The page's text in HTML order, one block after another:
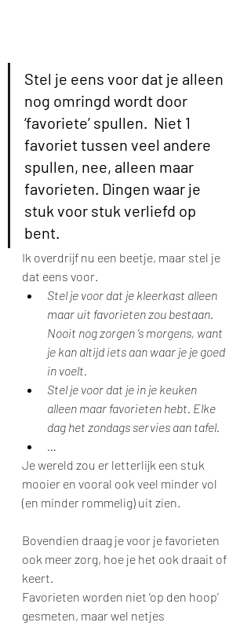
Stel je eens voor dat je alleen
nog omringd wordt door
‘favoriete’ spullen.  Niet 1
favoriet tussen veel andere
spullen, nee, alleen maar
favorieten. Dingen waar je
stuk voor stuk verliefd op
bent.
Ik overdrijf nu een beetje, maar stel je
dat eens voor.
Stel je voor dat je kleerkast alleen
maar uit favorieten zou bestaan.
Nooit nog zorgen ‘s morgens, want
je kan altijd iets aan waar je je goed
in voelt.
Stel je voor dat je in je keuken
alleen maar favorieten hebt. Elke
dag het zondags servies aan tafel.
…
Je wereld zou er letterlijk een stuk
mooier en vooral ook veel minder vol
(en minder rommelig) uit zien.
Bovendien draag je voor je favorieten
ook meer zorg, hoe je het ook draait of
keert.
Favorieten worden niet ‘op den hoop’
gesmeten, maar wel netjes